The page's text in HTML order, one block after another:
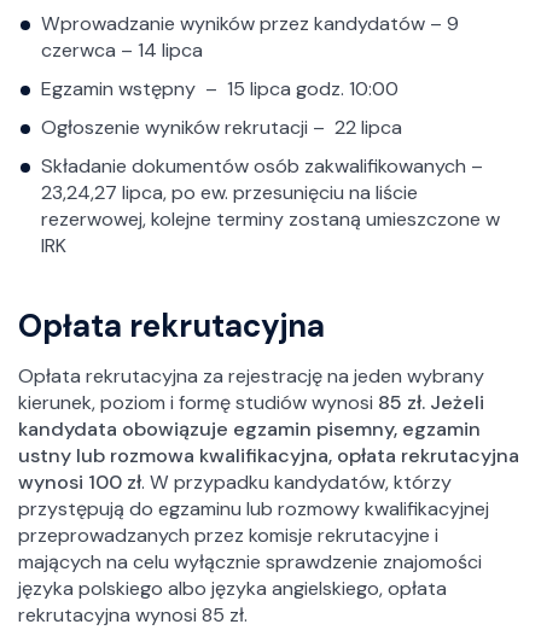
Wprowadzanie wyników przez kandydatów – 9
czerwca – 14 lipca
Egzamin wstępny – 15 lipca godz. 10:00
Ogłoszenie wyników rekrutacji – 22 lipca
Składanie dokumentów osób zakwalifikowanych –
23,24,27 lipca, po ew. przesunięciu na liście
rezerwowej, kolejne terminy zostaną umieszczone w
IRK
Opłata rekrutacyjna
Opłata rekrutacyjna za rejestrację na jeden wybrany
kierunek, poziom i formę studiów wynosi 85 zł. Jeżeli
kandydata obowiązuje egzamin pisemny, egzamin
ustny lub rozmowa kwalifikacyjna, opłata rekrutacyjna
wynosi 100 zł. W przypadku kandydatów, którzy
przystępują do egzaminu lub rozmowy kwalifikacyjnej
przeprowadzanych przez komisje rekrutacyjne i
mających na celu wyłącznie sprawdzenie znajomości
języka polskiego albo języka angielskiego, opłata
rekrutacyjna wynosi 85 zł.